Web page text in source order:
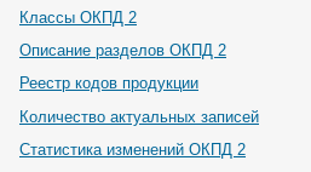
Классы ОКПД 2
Описание разделов ОКПД 2
Реестр кодов продукции
Количество актуальных записей
Статистика изменений ОКПД 2